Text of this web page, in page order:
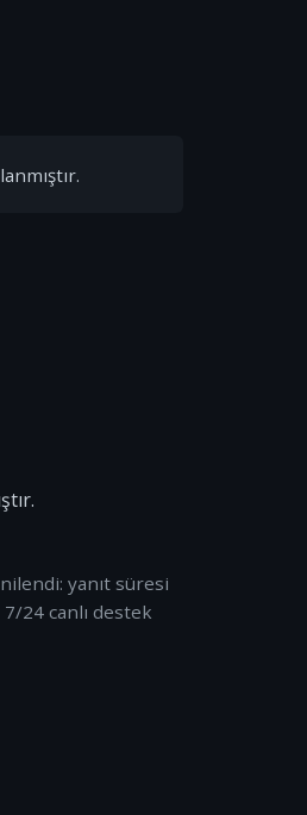
yanıt süresi
24 canlı destek